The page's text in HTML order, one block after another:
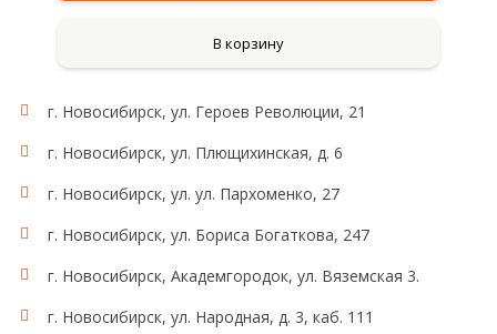
В корзину
г. Новосибирск, ул. Героев Революции, 21
г. Новосибирск, ул. Плющихинская, д. 6
г. Новосибирск, ул. ул. Пархоменко, 27
г. Новосибирск, ул. Бориса Богаткова, 247
г. Новосибирск, Академгородок, ул. Вяземская 3.
г. Новосибирск, ул. Народная, д. 3, каб. 111